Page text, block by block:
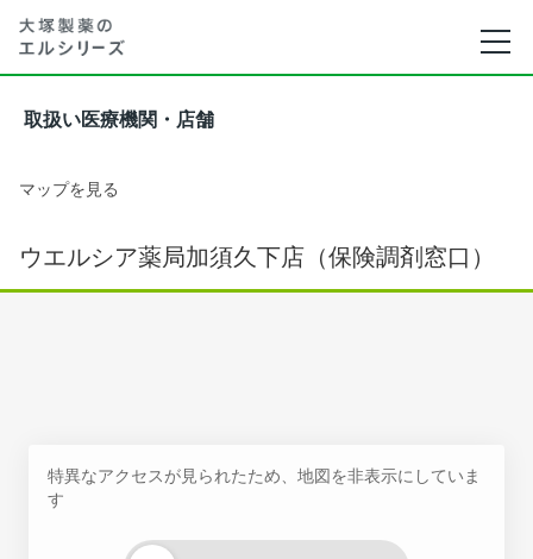
取扱い医療機関・店舗
マップを見る
ウエルシア薬局加須久下店（保険調剤窓口）
特異なアクセスが見られたため、地図を非表示にしていま
す